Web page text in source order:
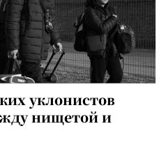
уклонистов
нищетой и